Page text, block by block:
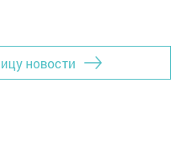
новости